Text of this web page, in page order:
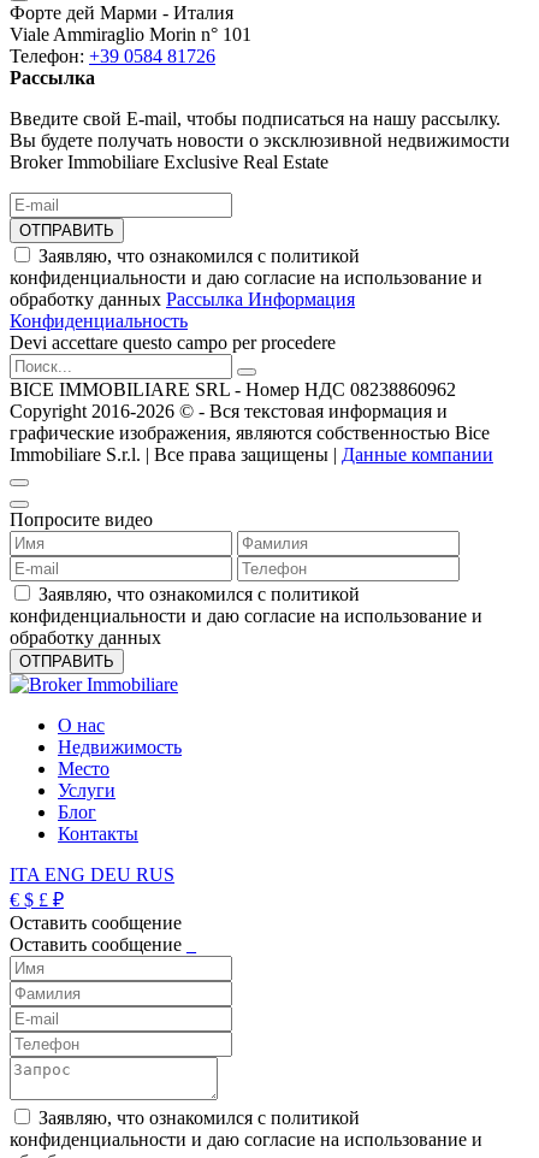
Форте дей Марми - Италия
Viale Ammiraglio Morin n° 101
Телефон: +39 0584 81726
Рассылка
Введите свой E-mail, чтобы подписаться на нашу рассылку.
Вы будете получать новости о эксклюзивной недвижимости
Broker Immobiliare Exclusive Real Estate
ОТПРАВИТЬ
Заявляю, что ознакомился с политикой
конфиденциальности и даю согласие на использование и
обработку данных Рассылка Информация
Конфиденциальность
Devi accettare questo campo per procedere
BICE IMMOBILIARE SRL - Номер НДС 08238860962
Copyright 2016-2026 ©️ - Вся текстовая информация и
графические изображения, являются собственностью Bice
Immobiliare S.r.l. | Все права защищены | Данные компании
Попросите видео
Заявляю, что ознакомился с политикой
конфиденциальности и даю согласие на использование и
обработку данных
О нас
Недвижимость
Место
Услуги
Блог
Контакты
ITA ENG DEU RUS
€ $ £ ₽
Оставить сообщение
Оставить сообщение
Заявляю, что ознакомился с политикой
конфиденциальности и даю согласие на использование и